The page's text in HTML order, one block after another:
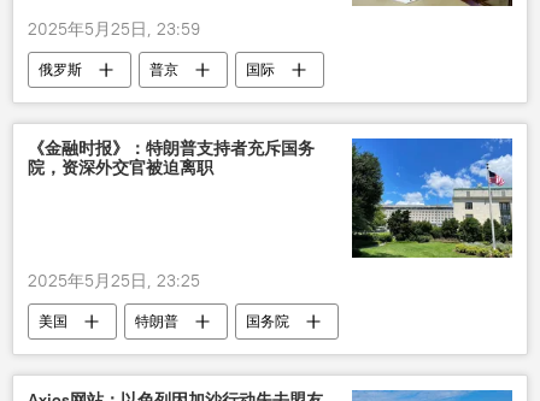
2025年5月25日, 23:59
俄罗斯 普京 国际
《金融时报》：特朗普支持者充斥国务
院，资深外交官被迫离职
2025年5月25日, 23:25
美国 特朗普
国务院
美国国务院